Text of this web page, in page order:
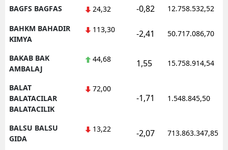
BAGFS BAGFAS 24,32 -0,82 12.758.532,52
BAHKM BAHADIR
KIMYA
113,30 -2,41 50.717.086,70
BAKAB BAK
AMBALAJ
44,68 1,55 15.758.914,54
BALAT
BALATACILAR
BALATACILIK
72,00
-1,71 1.548.845,50
BALSU BALSU
GIDA
13,22 -2,07 713.863.347,85